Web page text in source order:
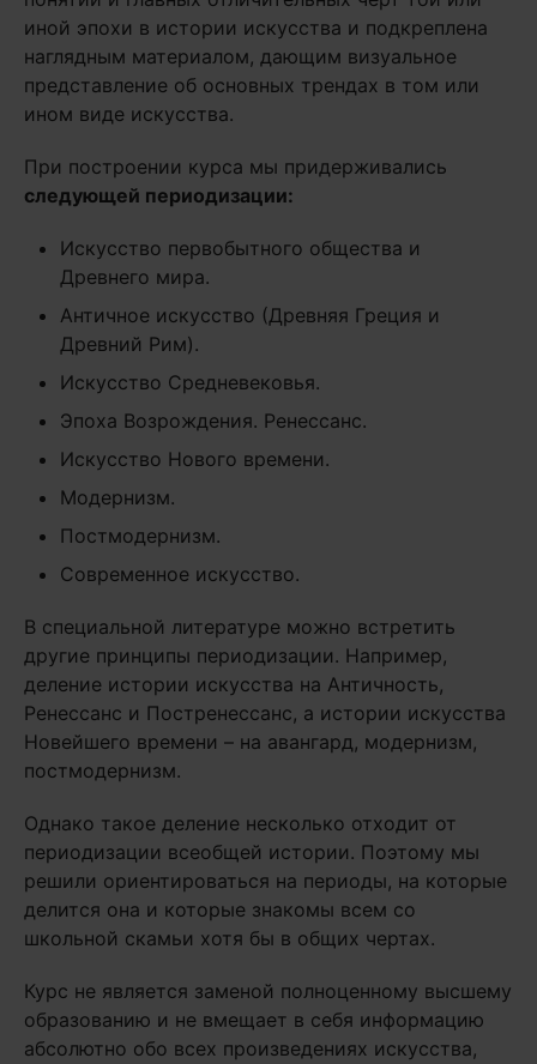
иной эпохи в истории искусства и подкреплена
наглядным материалом, дающим визуальное
представление об основных трендах в том или
ином виде искусства.
При построении курса мы придерживались
следующей периодизации:
Искусство первобытного общества и
Древнего мира.
Античное искусство (Древняя Греция и
Древний Рим).
Искусство Средневековья.
Эпоха Возрождения. Ренессанс.
Искусство Нового времени.
Модернизм.
Постмодернизм.
Современное искусство.
В специальной литературе можно встретить
другие принципы периодизации. Например,
деление истории искусства на Античность,
Ренессанс и Постренессанс, а истории искусства
Новейшего времени – на авангард, модернизм,
постмодернизм.
Однако такое деление несколько отходит от
периодизации всеобщей истории. Поэтому мы
решили ориентироваться на периоды, на которые
делится она и которые знакомы всем со
школьной скамьи хотя бы в общих чертах.
Курс не является заменой полноценному высшему
образованию и не вмещает в себя информацию
абсолютно обо всех произведениях искусства,